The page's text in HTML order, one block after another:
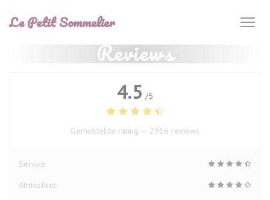
Le Petit Sommelier
Reviews
4.5 /5
Gemiddelde rating — 2916 reviews
Service
Atmosfeer